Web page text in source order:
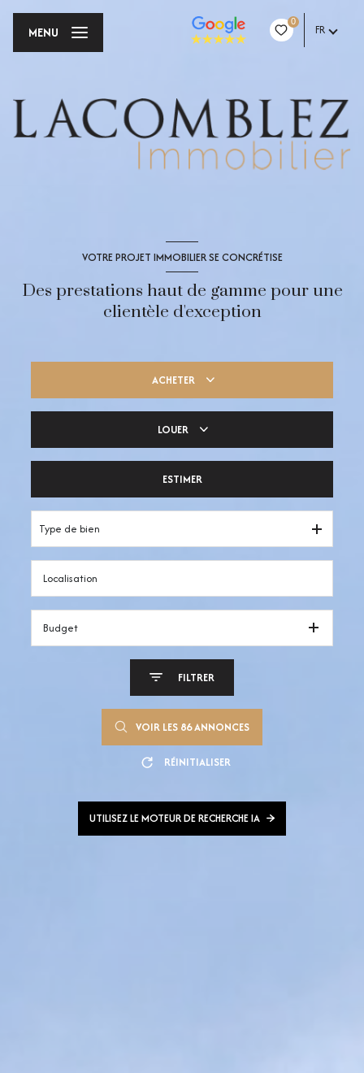
0
FR
MENU
VOTRE PROJET IMMOBILIER SE CONCRÉTISE
Des prestations haut de gamme pour une
clientèle d'exception
ACHETER
LOUER
ESTIMER
Type de bien
Budget
FILTRER
VOIR LES 86ANNONCES
RÉINITIALISER
UTILISEZ LE MOTEUR DE RECHERCHE IA